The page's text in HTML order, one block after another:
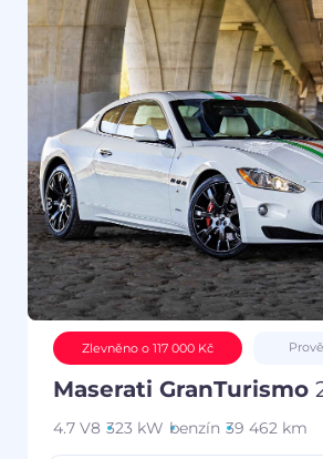
Zlevněno o 117 000 Kč
Maserati GranTurismo
4.7 V8 323 kW benzín 39 462 km